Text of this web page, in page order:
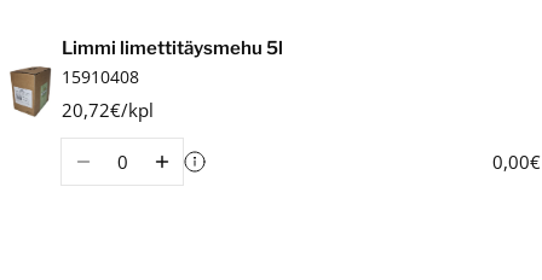
OstoskoriLimmi limettitäysmehu 5l
15910408
20,72€/kpl
0,00€